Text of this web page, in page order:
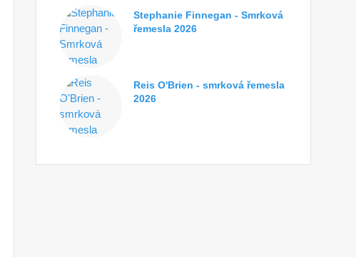
Stephanie Finnegan - Smrková
řemesla 2026
Reis O'Brien - smrková řemesla
2026